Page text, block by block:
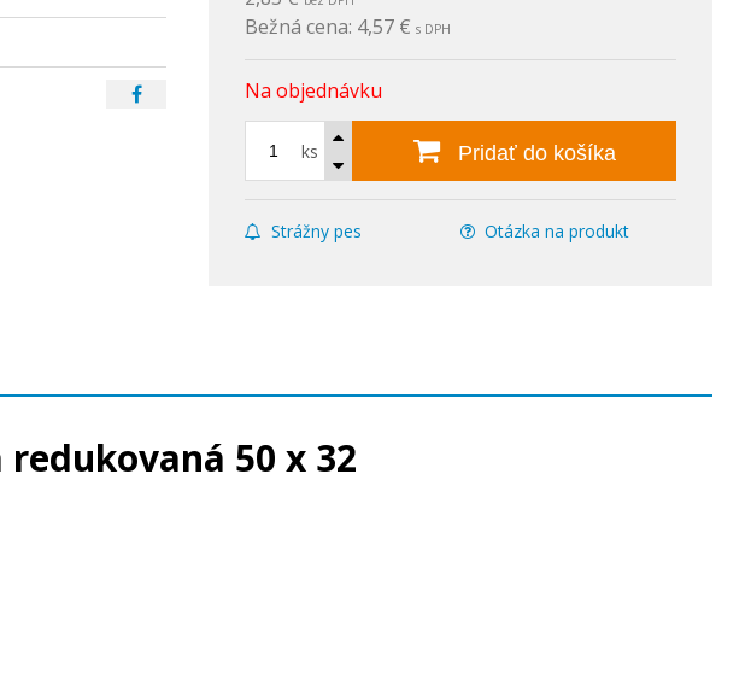
Bežná cena: 4,57 €s DPH
Na objednávku
ks Pridať do košíka
Strážny pes Otázka na produkt
50 x 32